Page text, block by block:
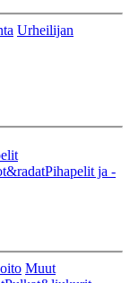
Urheilijan
Pihapelit ja -
Muut